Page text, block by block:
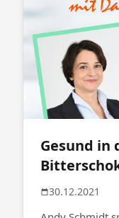
Gesund in
30.12.2021